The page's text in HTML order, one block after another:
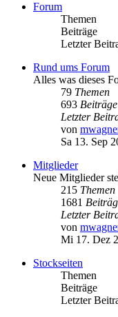
Forum
Themen
Beiträge
Letzter
Rund ums Forum
Alles was dieses
79 Themen
693 Beiträge
Letzter
von
Sa 13. Sep
Mitglieder
Neue Mitglieder
215 Themen
1681
Letzter
von
Mi 17. Dez
Stockseiten
Themen
Beiträge
Letzter